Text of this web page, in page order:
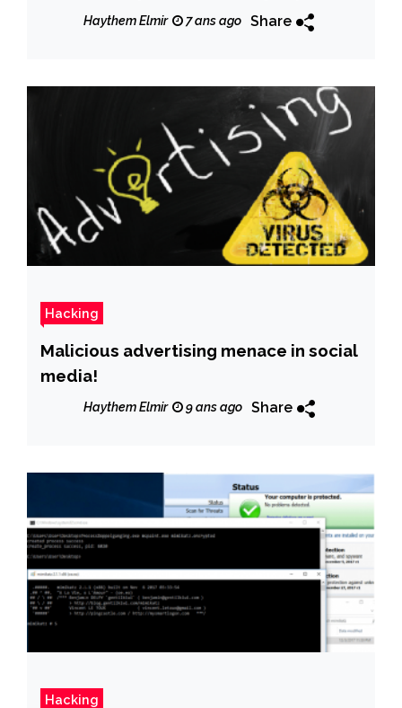
in the Wild
Haythem Elmir 7 ans ago Share
Hacking
Malicious advertising menace in social
media!
Haythem Elmir 9 ans ago Share
Hacking